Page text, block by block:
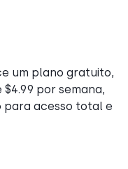
um plano gratuito,
por semana,
para acesso total e